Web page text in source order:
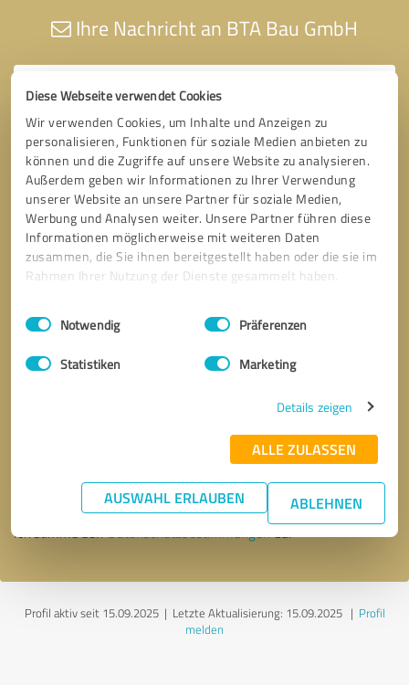
Diese Webseite verwendet Cookies
Wir verwenden Cookies, um Inhalte und Anzeigen zu
personalisieren, Funktionen für soziale Medien anbieten zu
können und die Zugriffe auf unsere Website zu analysieren.
Außerdem geben wir Informationen zu Ihrer Verwendung
unserer Website an unsere Partner für soziale Medien,
Werbung und Analysen weiter. Unsere Partner führen diese
Informationen möglicherweise mit weiteren Daten
zusammen, die Sie ihnen bereitgestellt haben oder die sie im
Rahmen Ihrer Nutzung der Dienste gesammelt haben.
Impressum Datenschutzbestimmungen
Einwilligungsauswahl
Notwendig Präferenzen
Statistiken Marketing
Details zeigen
ALLE ZULASSEN
AUSWAHL ERLAUBEN ABLEHNEN
Ihre Nachricht an BTA Bau GmbH
* Erforderliche Angaben
Nachricht senden
Ich stimme denDatenschutzbestimmungenzu.
Profil aktiv seit 15.09.2025 | Letzte Aktualisierung: 15.09.2025| Profil
melden